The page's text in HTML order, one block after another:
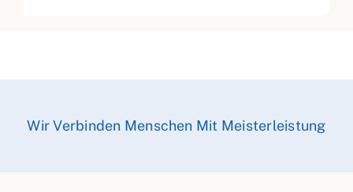
Wir Verbinden Menschen Mit Meisterleistung